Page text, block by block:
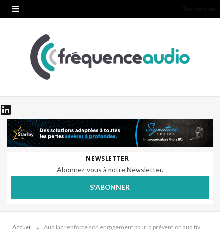
NEWSLETTER
Abonnez-vous à notre Newsletter.
S'ABONNER
Accueil » Audilab renforce son engagement pour la prévention auditive en mars